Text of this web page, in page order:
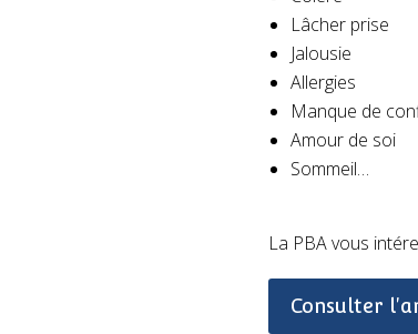
Lâcher prise
Jalousie
Allergies
Manque de
Amour de soi
Sommeil…
La PBA vous
Consulter